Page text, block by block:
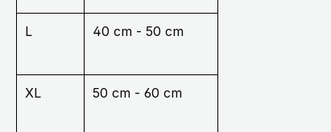
L 40 cm - 50 cm
XL 50 cm - 60 cm